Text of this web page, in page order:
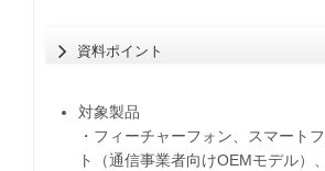
資料ポイント
対象製品
・フィーチャーフォン、スマート
ト（通信事業者向けOEMモデル）